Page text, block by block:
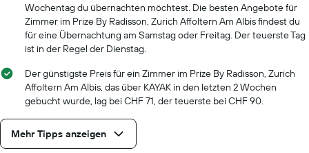
Anzahl
der
Tage
vor
dem
Aufenthalt
anzeigt
Das
Diagramm
hat
1
Wochentag du übernachten möchtest. Die besten Angebote für
Zimmer im Prize By Radisson, Zurich Affoltern Am Albis findest du
für eine Übernachtung am Samstag oder Freitag. Der teuerste Tag
ist in der Regel der Dienstag.
Der günstigste Preis für ein Zimmer im Prize By Radisson, Zurich
Affoltern Am Albis, das über KAYAK in den letzten 2 Wochen
gebucht wurde, lag bei CHF 71, der teuerste bei CHF 90.
Mehr Tipps anzeigen